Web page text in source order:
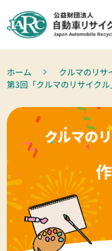
ホーム
クルマのリサ
第3回「クルマのリサイクル
クルマの